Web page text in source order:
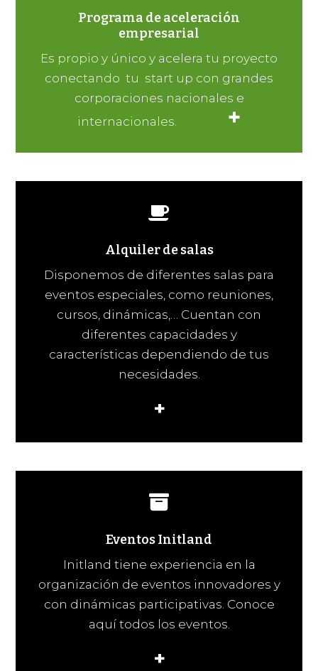
Programa de aceleración
empresarial
Es propio y único y acelera tu proyecto
conectando tu start up con grandes
corporaciones nacionales e
internacionales. +
Alquiler de salas
Disponemos de diferentes salas para
eventos especiales, como reuniones,
cursos, dinámicas,… Cuentan con
diferentes capacidades y
características dependiendo de tus
necesidades.
+
Eventos Initland
Initland tiene experiencia en la
organización de eventos innovadores y
con dinámicas participativas. Conoce
aquí todos los eventos.
+